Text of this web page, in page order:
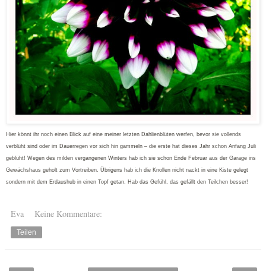
Hier könnt ihr noch einen Blick auf eine meiner letzten Dahlienblüten werfen, bevor sie vollends
verblüht sind oder im Dauerregen vor sich hin gammeln – die erste hat dieses Jahr schon Anfang Juli
geblüht! Wegen des milden vergangenen Winters hab ich sie schon Ende Februar aus der Garage ins
Gewächshaus geholt zum Vortreiben. Übrigens hab ich die Knollen nicht nackt in eine Kiste gelegt
sondern mit dem Erdaushub in einen Topf getan. Hab das Gefühl, das gefällt den Teilchen besser!
Eva Keine Kommentare:
Teilen